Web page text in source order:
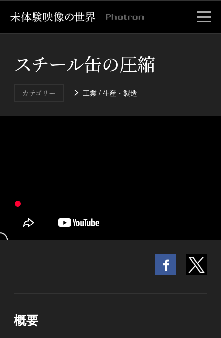
スチール缶の圧縮
カテゴリー 工業 / 生産・製造
概要